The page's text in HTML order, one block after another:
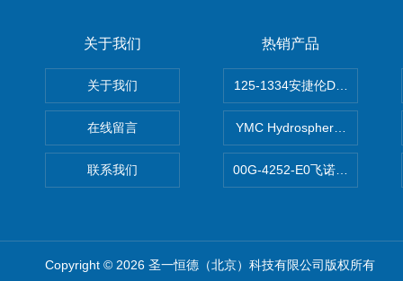
关于我们
关于我们
在线留言
联系我们
热销产品
125-1334安捷伦DB-624色谱
YMC Hydrosphere C18亲水
00G-4252-E0飞诺美Luna
Copyright © 2026 圣一恒德（北京）科技有限公司版权所有